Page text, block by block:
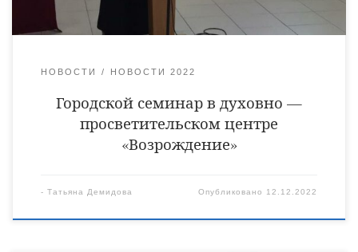
священник Антоний Лукошин, который не только
поприветствовал участников семинара, но и […]
НОВОСТИ НОВОСТИ 2022
Городской семинар в духовно —
просветительском центре
«Возрождение»
- Татьяна Демидова Опубликовано 12.12.2022